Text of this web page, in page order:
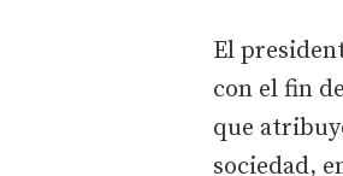
El
con el fin
que
sociedad,